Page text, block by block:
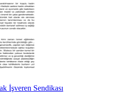
İşveren Sendikası